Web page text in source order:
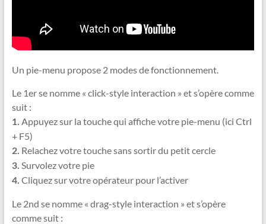
Un pie-menu propose 2 modes de fonctionnement.
Le 1er se nomme « click-style interaction » et s’opère comme
suit :
1. Appuyez sur la touche qui affiche votre pie-menu (ici Ctrl
+ F5)
2. Relachez votre touche sans sortir du petit cercle
3. Survolez votre pie
4. Cliquez sur votre opérateur pour l’activer
Le 2nd se nomme « drag-style interaction » et s’opère
comme suit :